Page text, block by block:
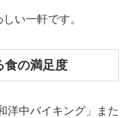
い一軒です。
の満足度
洋中バイキング」また